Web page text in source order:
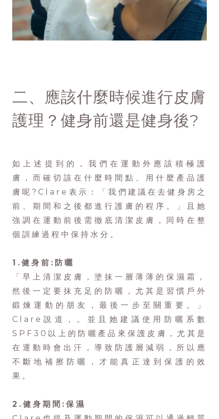
二、應該什麼時候進行皮膚
護理？健身前還是健身後?
如上述提到的，我們在運動外應該積極護
膚，而確切該在什麼時間點、用什麼產品護
膚呢?Clare表示：「我們建議在去健身房之
前、期間和之後都進行護膚的程序。」且她
強調在運動前後需徹底清潔皮膚，同時在整
個訓練過程中保持水分。
1.健身前:防曬
「早上清潔皮膚，塗抹一層薄薄的保濕霜，
然後一定要抹充足的防曬，尤其是習慣戶外
鍛煉運動的朋友，最後一步至關重要。」
Clare說道，。並且她建議使用防曬系數
SPF30以上的防曬產品來保護皮膚，尤其是
在運動時會出汗，導致防護層減弱，所以應
不斷地補擦防曬，才能真正達到保護的效
果。
2.健身期間:保濕